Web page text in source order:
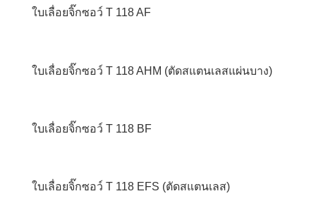
ใบเลื่อยจิ๊กซอว์ T 118 AF
ใบเลื่อยจิ๊กซอว์ T 118 AHM (ตัดสแตนเลสแผ่นบาง)
ใบเลื่อยจิ๊กซอว์ T 118 BF
ใบเลื่อยจิ๊กซอว์ T 118 EFS (ตัดสแตนเลส)